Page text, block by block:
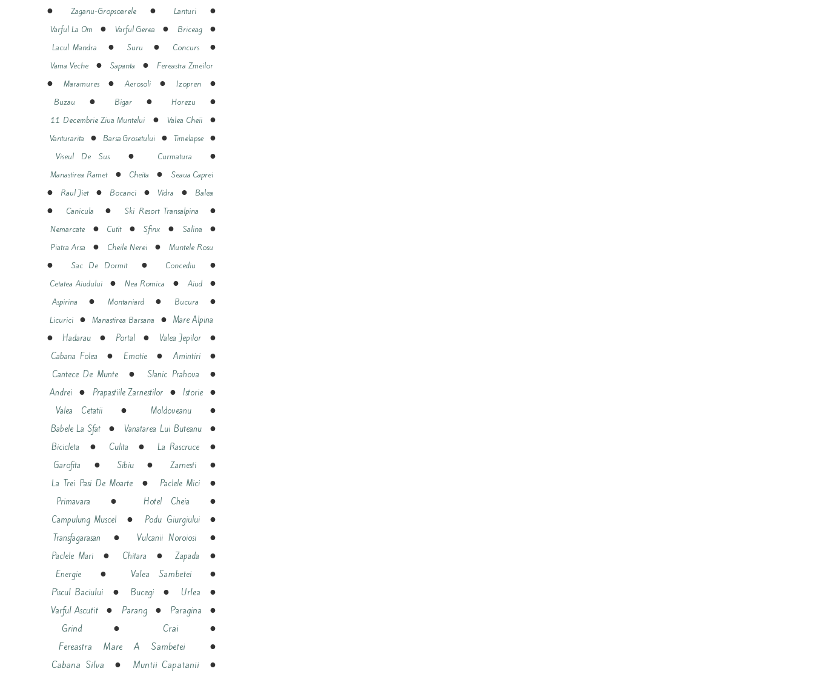
● Zaganu-Gropsoarele● Lanturi●
Varful La Om ● Varful Gerea ● Briceag●
Lacul Mandra ●Suru ● Concurs●
Vama Veche ● Sapanta ● Fereastra Zmeilor
● Maramures●Aerosoli● Izopren●
Buzau ● Bigar● Horezu ●
11 Decembrie Ziua Muntelui ●Valea Cheii●
Vanturarita ● Barsa Grosetului ● Timelapse ●
Viseul De Sus ● Curmatura ●
Manastirea Ramet●Cheita ● Seaua Caprei
● Raul Jiet● Bocanci ●Vidra ● Balea
● Canicula ● Ski Resort Transalpina ●
Nemarcate ●Cutit●Sfinx ● Salina ●
Piatra Arsa ● Cheile Nerei● Muntele Rosu
● Sac De Dormit● Concediu ●
Cetatea Aiudului● Nea Romica ●Aiud●
Aspirina ●Montaniard ● Bucura ●
Licurici ●Manastirea Barsana ● Mare Alpina
●Hadarau ● Portal● Valea Jepilor ●
Cabana Folea ●Emotie ●Amintiri ●
Cantece De Munte●Slanic Prahova ●
Andrei ● Prapastiile Zarnestilor ●Istorie ●
Valea Cetatii●Moldoveanu ●
Babele La Sfat ● Vanatarea Lui Buteanu●
Bicicleta ● Culita ● La Rascruce ●
Garofita ●Sibiu●Zarnesti ●
La Trei Pasi De Moarte● Paclele Mici ●
Primavara ●Hotel Cheia ●
Campulung Muscel ● Podu Giurgiului●
Transfagarasan ● Vulcanii Noroiosi ●
Paclele Mari● Chitara ●Zapada ●
Energie ● Valea Sambetei●
Piscul Baciului ● Bucegi ● Urlea ●
Varful Ascutit ● Parang● Paragina ●
Grind ● Crai ●
Fereastra Mare A Sambetei ●
Cabana Silva ● Muntii Capatanii
●